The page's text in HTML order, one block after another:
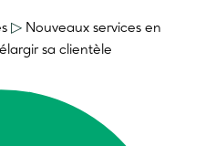
▷ Nouveaux services en
sa clientèle